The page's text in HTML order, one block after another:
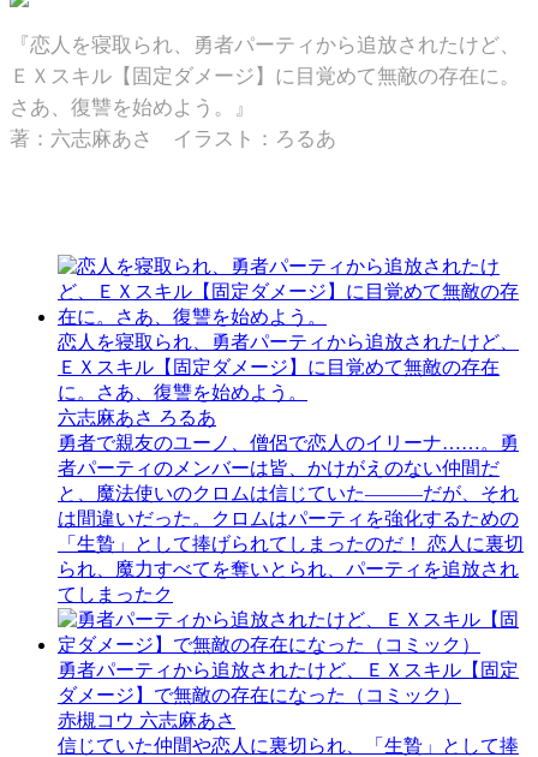
『恋人を寝取られ、勇者パーティから追放されたけど、
ＥＸスキル【固定ダメージ】に目覚めて無敵の存在に。
さあ、復讐を始めよう。』
著：六志麻あさ イラスト：ろるあ
恋人を寝取られ、勇者パーティから追放されたけど、
ＥＸスキル【固定ダメージ】に目覚めて無敵の存在
に。さあ、復讐を始めよう。
六志麻あさ ろるあ
勇者で親友のユーノ、僧侶で恋人のイリーナ……。勇
者パーティのメンバーは皆、かけがえのない仲間だ
と、魔法使いのクロムは信じていた―――だが、それ
は間違いだった。クロムはパーティを強化するための
「生贄」として捧げられてしまったのだ！ 恋人に裏切
られ、魔力すべてを奪いとられ、パーティを追放され
てしまったク
勇者パーティから追放されたけど、ＥＸスキル【固定
ダメージ】で無敵の存在になった（コミック）
赤槻コウ 六志麻あさ
信じていた仲間や恋人に裏切られ、「生贄」として捧